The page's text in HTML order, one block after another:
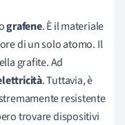
grafene. È il materiale
di un solo atomo. Il
grafite. Ad
. Tuttavia, è
resistente
trovare dispositivi